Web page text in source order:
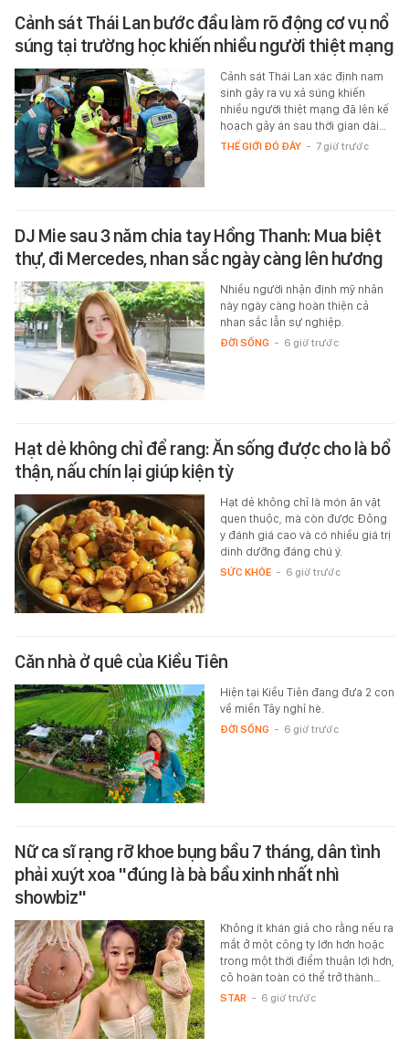
Cảnh sát Thái Lan bước đầu làm rõ động cơ vụ nổ
súng tại trường học khiến nhiều người thiệt mạng
Cảnh sát Thái Lan xác định nam
sinh gây ra vụ xả súng khiến
nhiều người thiệt mạng đã lên kế
hoạch gây án sau thời gian dài…
THẾ GIỚI ĐÓ ĐÂY - 7 giờ trước
DJ Mie sau 3 năm chia tay Hồng Thanh: Mua biệt
thự, đi Mercedes, nhan sắc ngày càng lên hương
Nhiều người nhận định mỹ nhân
này ngày càng hoàn thiện cả
nhan sắc lẫn sự nghiệp.
ĐỜI SỐNG - 6 giờ trước
Hạt dẻ không chỉ để rang: Ăn sống được cho là bổ
thận, nấu chín lại giúp kiện tỳ
Hạt dẻ không chỉ là món ăn vặt
quen thuộc, mà còn được Đông
y đánh giá cao và có nhiều giá trị
dinh dưỡng đáng chú ý.
SỨC KHỎE - 6 giờ trước
Căn nhà ở quê của Kiều Tiên
Hiện tại Kiều Tiên đang đưa 2 con
về miền Tây nghỉ hè.
ĐỜI SỐNG - 6 giờ trước
Nữ ca sĩ rạng rỡ khoe bụng bầu 7 tháng, dân tình
phải xuýt xoa "đúng là bà bầu xinh nhất nhì
showbiz"
Không ít khán giả cho rằng nếu ra
mắt ở một công ty lớn hơn hoặc
trong một thời điểm thuận lợi hơn,
cô hoàn toàn có thể trở thành…
STAR - 6 giờ trước